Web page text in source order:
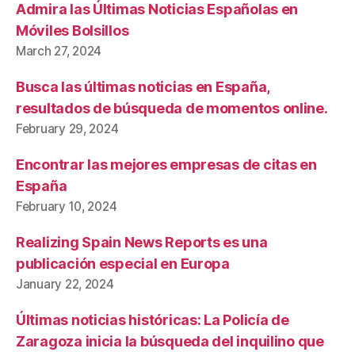
Admira las Últimas Noticias Españolas en
Móviles Bolsillos
March 27, 2024
Busca las últimas noticias en España,
resultados de búsqueda de momentos online.
February 29, 2024
Encontrar las mejores empresas de citas en
España
February 10, 2024
Realizing Spain News Reports es una
publicación especial en Europa
January 22, 2024
Últimas noticias históricas: La Policía de
Zaragoza inicia la búsqueda del inquilino que